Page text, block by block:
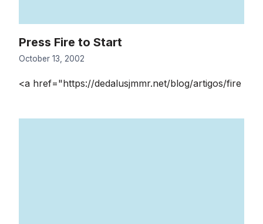
Press Fire to Start
October 13, 2002
<a href="https://dedalusjmmr.net/blog/artigos/fire